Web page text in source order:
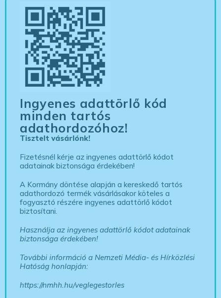
Ingyenes adattörlő kód
minden tartós
adathordozóhoz!
Tisztelt vásárlónk!
Fizetésnél kérje az ingyenes adattörlő kódot
adatainak biztonsága érdekében!
A Kormány döntése alapján a kereskedő tartós
adathordozó termék vásárlásakor köteles a
fogyasztó részére ingyenes adattörlő kódot
biztosítani.
Használja az ingyenes adattörlő kódot adatainak
biztonsága érdekében!
További információ a Nemzeti Média- és Hírközlési
Hatóság honlapján:
https://nmhh.hu/veglegestorles